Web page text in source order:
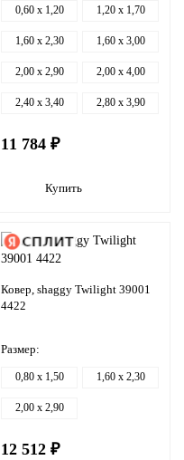
0,60 x 1,20 1,20 x 1,70
1,60 x 2,30 1,60 x 3,00
2,00 x 2,90 2,00 x 4,00
2,40 x 3,40 2,80 x 3,90
11 784 ₽
Купить
Ковер, shaggy Twilight 39001
4422
Размер:
0,80 x 1,50 1,60 x 2,30
2,00 x 2,90
12 512 ₽